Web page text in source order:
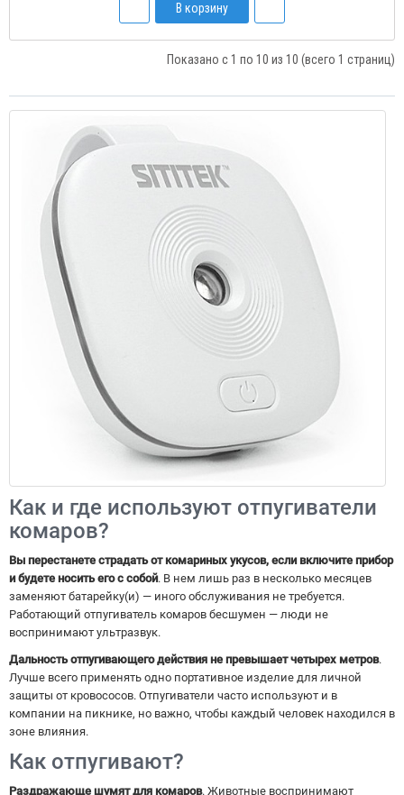
В корзину
Показано с 1 по 10 из 10 (всего 1 страниц)
Как и где используют отпугиватели
комаров?
Вы перестанете страдать от комариных укусов, если включите прибор
и будете носить его с собой. В нем лишь раз в несколько месяцев
заменяют батарейку(и) — иного обслуживания не требуется.
Работающий отпугиватель комаров беcшумен — люди не
воспринимают ультразвук.
Дальность отпугивающего действия не превышает четырех метров.
Лучше всего применять одно портативное изделие для личной
защиты от кровососов. Отпугиватели часто используют и в
компании на пикнике, но важно, чтобы каждый человек находился в
зоне влияния.
Как отпугивают?
Раздражающе шумят для комаров. Животные воспринимают